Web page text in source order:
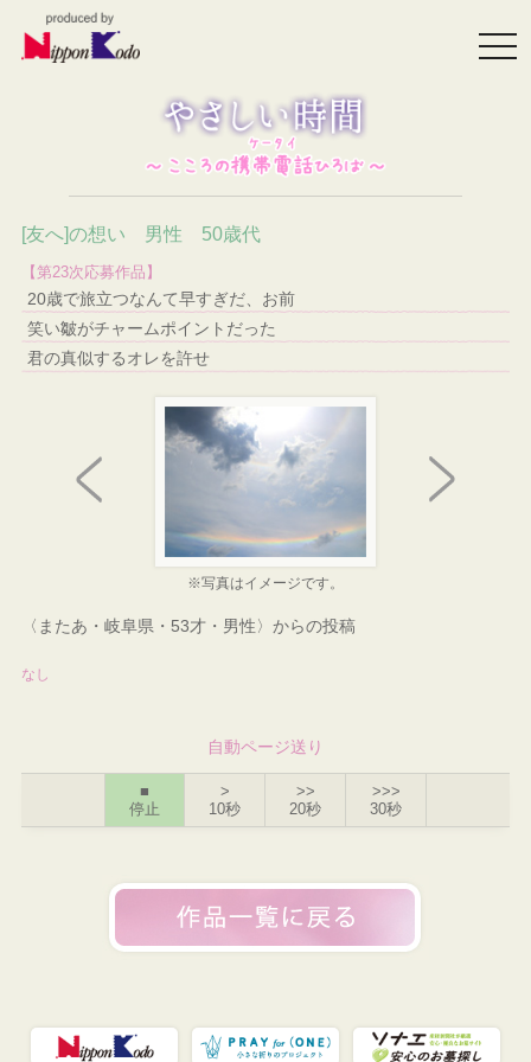
[友へ]の想い 男性 50歳代
【第23次応募作品】
20歳で旅立つなんて早すぎだ、お前
笑い皺がチャームポイントだった
君の真似するオレを許せ
※写真はイメージです。
〈またあ・岐阜県・53才・男性〉からの投稿
なし
自動ページ送り
■
停止
>
10秒
>>
20秒
>>>
30秒